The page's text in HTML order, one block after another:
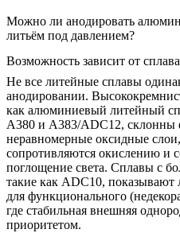
Можно ли анодировать
литьём под давлением?
Возможность зависит от сплава
Не все литейные сплавы
анодировании.
как алюминиевый литейный
A380 и A383/ADC12, склонны
неравномерные оксидные
сопротивляются окислению и
поглощение света. Сплавы с
такие как ADC10, показывают
для функционального
где стабильная внешняя
приоритетом.